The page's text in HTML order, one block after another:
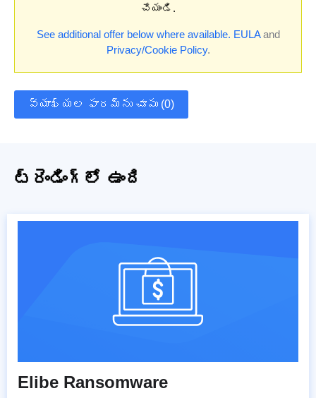
చేయండి.
See additional offer below where available. EULAand
Privacy/Cookie Policy.
వ్యాఖ్యల ఫారమ్‌ను చూపు (0)
ట్రెండింగ్‌లో ఉంది
Elibe Ransomware